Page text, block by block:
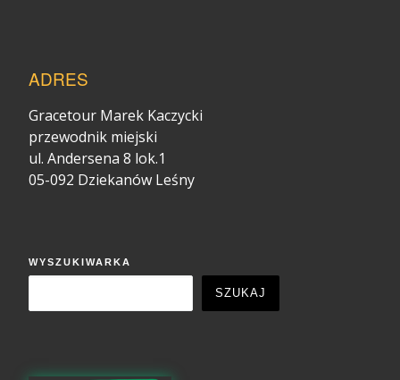
ADRES
Gracetour Marek Kaczycki
przewodnik miejski
ul. Andersena 8 lok.1
05-092 Dziekanów Leśny
WYSZUKIWARKA
SZUKAJ